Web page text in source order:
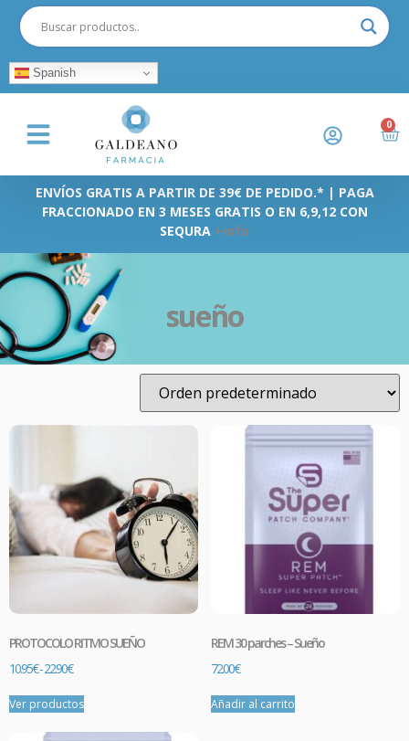
Spanish
0
ENVÍOS GRATIS A PARTIR DE 39€ DE PEDIDO.* | PAGA
FRACCIONADO EN 3 MESES GRATIS O EN 6,9,12 CON
SEQURA +info
sueño
PROTOCOLO RITMO SUEÑO
10.95€-22.90€
Ver productos
REM 30 parches – Sueño
72.00€
Añadir al carrito